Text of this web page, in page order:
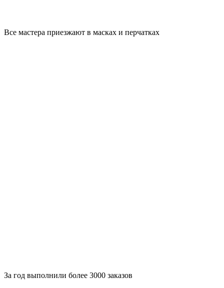
Все мастера приезжают в масках и перчатках
За год выполнили более 3000 заказов